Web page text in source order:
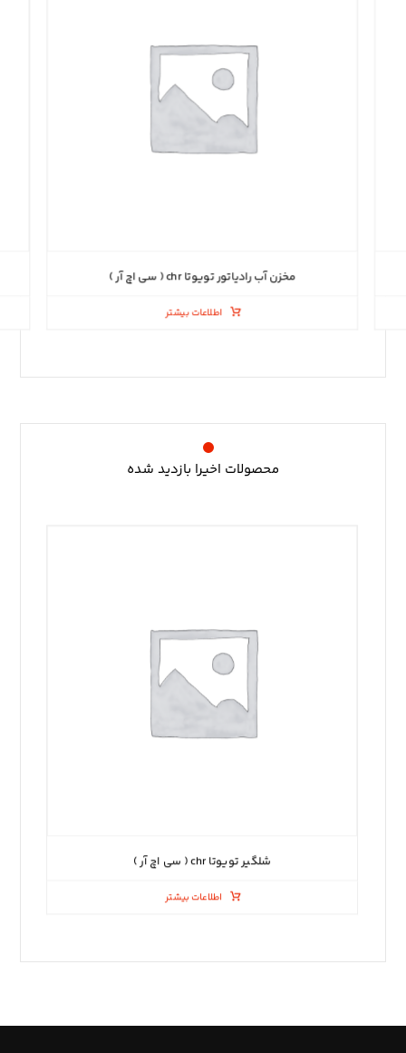
مخزن آب رادیاتور تویوتا chr ( سی اچ آر )
اطلاعات بیشتر
محصولات اخیرا بازدید شده
شلگیر تویوتا chr ( سی اچ آر )
اطلاعات بیشتر